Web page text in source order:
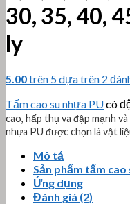
30, 35, 40,
ly
5.00trên 5 dựa trên 2
Tấm cao su nhựa PUcó
cao, hấp thụ va đập mạnh
nhựa PU được chọn là vật
Mô tả
Sản phẩm tấm cao
Ứng dụng
Đánh giá (2)